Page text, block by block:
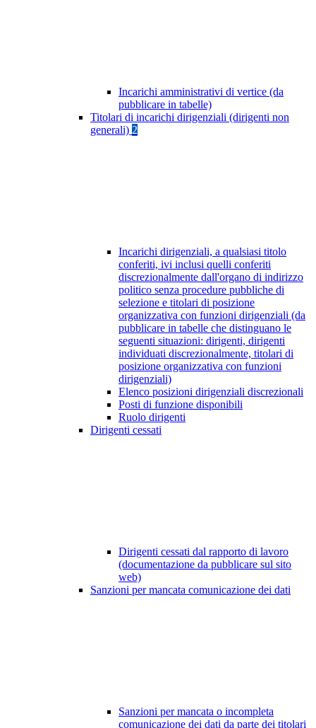
Incarichi amministrativi di vertice (da
pubblicare in tabelle)
Titolari di incarichi dirigenziali (dirigenti non
generali) 2
Incarichi dirigenziali, a qualsiasi titolo
conferiti, ivi inclusi quelli conferiti
discrezionalmente dall'organo di indirizzo
politico senza procedure pubbliche di
selezione e titolari di posizione
organizzativa con funzioni dirigenziali (da
pubblicare in tabelle che distinguano le
seguenti situazioni: dirigenti, dirigenti
individuati discrezionalmente, titolari di
posizione organizzativa con funzioni
dirigenziali)
Elenco posizioni dirigenziali discrezionali
Posti di funzione disponibili
Ruolo dirigenti
Dirigenti cessati
Dirigenti cessati dal rapporto di lavoro
(documentazione da pubblicare sul sito
web)
Sanzioni per mancata comunicazione dei dati
Sanzioni per mancata o incompleta
comunicazione dei dati da parte dei titolari